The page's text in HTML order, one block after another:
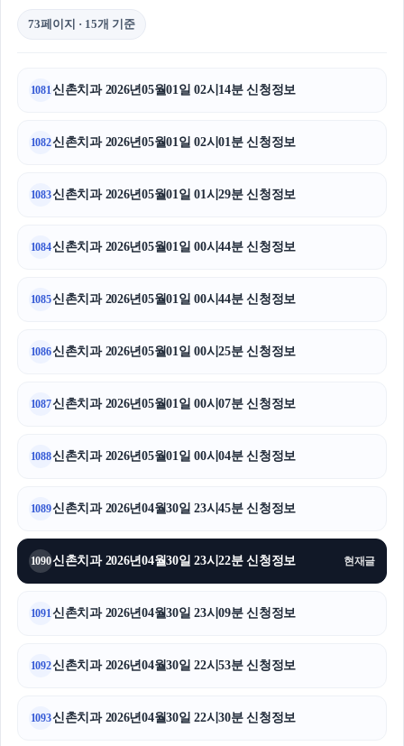
73페이지 · 15개 기준
1081신촌치과 2026년05월01일 02시14분 신청정보
1082신촌치과 2026년05월01일 02시01분 신청정보
1083신촌치과 2026년05월01일 01시29분 신청정보
1084신촌치과 2026년05월01일 00시44분 신청정보
1085신촌치과 2026년05월01일 00시44분 신청정보
1086신촌치과 2026년05월01일 00시25분 신청정보
1087신촌치과 2026년05월01일 00시07분 신청정보
1088신촌치과 2026년05월01일 00시04분 신청정보
1089신촌치과 2026년04월30일 23시45분 신청정보
1090신촌치과 2026년04월30일 23시22분 신청정보 현재글
1091신촌치과 2026년04월30일 23시09분 신청정보
1092신촌치과 2026년04월30일 22시53분 신청정보
1093신촌치과 2026년04월30일 22시30분 신청정보